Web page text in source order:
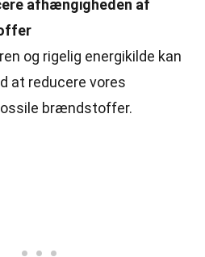
afhængigheden af
og rigelig energikilde kan
at reducere vores
brændstoffer.